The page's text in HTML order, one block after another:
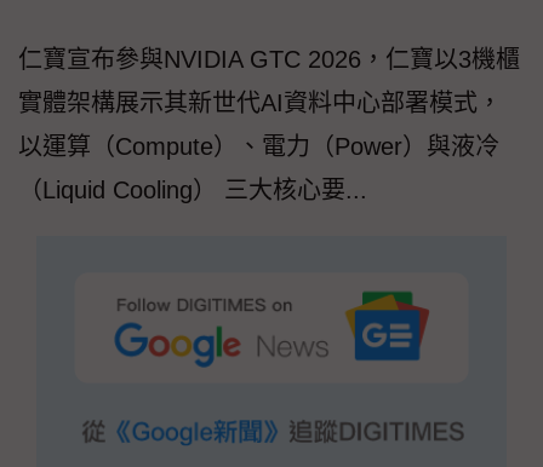
仁寶宣布參與NVIDIA GTC 2026，仁寶以3機櫃
實體架構展示其新世代AI資料中心部署模式，
以運算（Compute）、電力（Power）與液冷
（Liquid Cooling） 三大核心要...